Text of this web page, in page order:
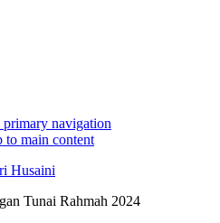
primary navigation
to main content
Husaini
Tunai Rahmah 2024